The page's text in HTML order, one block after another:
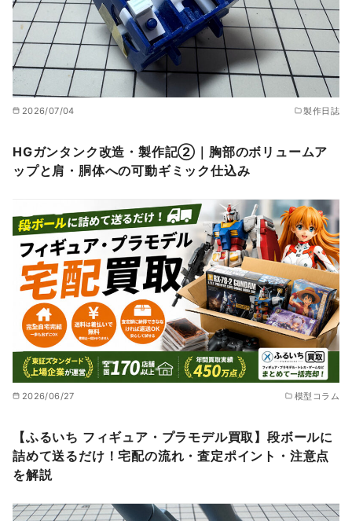
2026/07/04 製作日誌
HGガンタンク改造・製作記②｜胸部のボリュームア
ップと肩・胴体への可動ギミック仕込み
2026/06/27 模型コラム
【ふるいち フィギュア・プラモデル買取】段ボールに
詰めて送るだけ！宅配の流れ・査定ポイント・注意点
を解説